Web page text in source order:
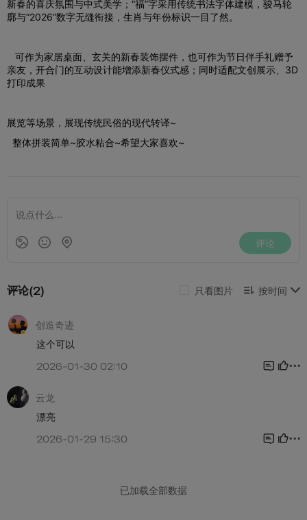
新春的喜庆氛围与中式美学；“福”字采用传统书法字体建模，骏马轮
廓与“2026”数字无缝衔接，生肖与年份标识一目了然。
可作为家居桌面、玄关的新春装饰摆件，也可作为节日伴手礼赠予
亲友，开合门的互动设计能增添新春仪式感；同时适配文创展示、3D
打印成果
展览等场景，展现传统民俗的现代转译~
整体拼装简单~胶水粘合~希望大家喜欢~